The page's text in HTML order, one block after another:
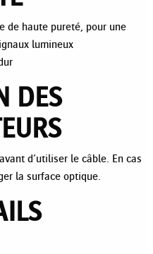
de haute pureté, pour une
lumineux
DES
d’utiliser le câble. En cas
la surface optique.